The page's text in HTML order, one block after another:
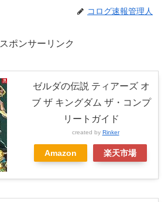
コログ速報管理人
スポンサーリンク
ゼルダの伝説 ティアーズ オ
ブ ザ キングダム ザ・コンプ
リートガイド
created by Rinker
Amazon 楽天市場